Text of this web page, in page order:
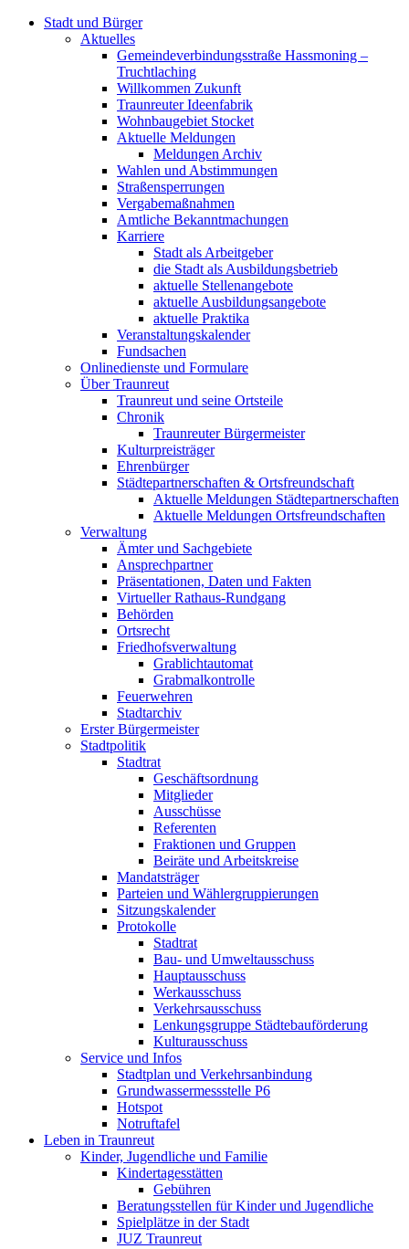
Stadt und Bürger
Aktuelles
Gemeindeverbindungsstraße Hassmoning –
Truchtlaching
Willkommen Zukunft
Traunreuter Ideenfabrik
Wohnbaugebiet Stocket
Aktuelle Meldungen
Meldungen Archiv
Wahlen und Abstimmungen
Straßensperrungen
Vergabemaßnahmen
Amtliche Bekanntmachungen
Karriere
Stadt als Arbeitgeber
die Stadt als Ausbildungsbetrieb
aktuelle Stellenangebote
aktuelle Ausbildungsangebote
aktuelle Praktika
Veranstaltungskalender
Fundsachen
Onlinedienste und Formulare
Über Traunreut
Traunreut und seine Ortsteile
Chronik
Traunreuter Bürgermeister
Kulturpreisträger
Ehrenbürger
Städtepartnerschaften & Ortsfreundschaft
Aktuelle Meldungen Städtepartnerschaften
Aktuelle Meldungen Ortsfreundschaften
Verwaltung
Ämter und Sachgebiete
Ansprechpartner
Präsentationen, Daten und Fakten
Virtueller Rathaus-Rundgang
Behörden
Ortsrecht
Friedhofsverwaltung
Grablichtautomat
Grabmalkontrolle
Feuerwehren
Stadtarchiv
Erster Bürgermeister
Stadtpolitik
Stadtrat
Geschäftsordnung
Mitglieder
Ausschüsse
Referenten
Fraktionen und Gruppen
Beiräte und Arbeitskreise
Mandatsträger
Parteien und Wählergruppierungen
Sitzungskalender
Protokolle
Stadtrat
Bau- und Umweltausschuss
Hauptausschuss
Werkausschuss
Verkehrsausschuss
Lenkungsgruppe Städtebauförderung
Kulturausschuss
Service und Infos
Stadtplan und Verkehrsanbindung
Grundwassermessstelle P6
Hotspot
Notruftafel
Leben in Traunreut
Kinder, Jugendliche und Familie
Kindertagesstätten
Gebühren
Beratungsstellen für Kinder und Jugendliche
Spielplätze in der Stadt
JUZ Traunreut